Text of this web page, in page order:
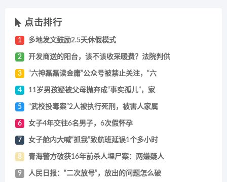
点击排行
1 多地发文鼓励2.5天休假模式
2 开发商送的阳台，该不该收采暖费？法院判供
3 “六神磊磊读金庸”公众号被禁止关注，“六
4 11岁男孩疑被父母抛弃成“事实孤儿”，家
5 “武校投毒案”2人被执行死刑，被害人家属
6 女子4年交往6名男子，6次假怀孕
7 女子舱内大喊“抓我”致航班延误1个多小时
8 青海警方破获16年前杀人埋尸案：两嫌疑人
9 人民日报：“二次放号”，放出的问题怎么破